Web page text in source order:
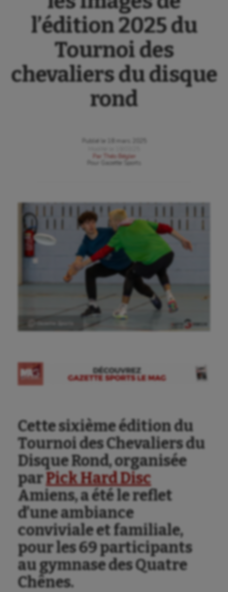
l’édition 2025 du
Tournoi des
chevaliers du disque
rond
Publié le
18 mars 2025
Par
Théo Bégler
Gazette Sports
Cette sixième édition du
Tournoi des Chevaliers du
Disque Rond, organisée
parPick Hard Disc
Amiens, a été le reflet
d’une ambiance
conviviale et familiale,
pour les 69 participants
au gymnase des Quatre
Chênes.